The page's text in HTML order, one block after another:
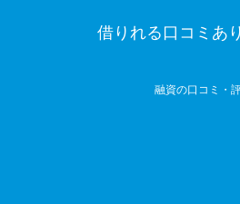
借りれる口コミあ
融資の口コミ・